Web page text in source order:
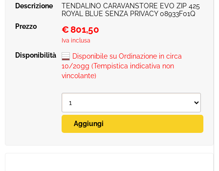
TENDALINO CARAVANSTORE EVO ZIP 425
ROYAL BLUE SENZA PRIVACY 08933F01Q
€801,50
Iva inclusa
Disponibile su Ordinazione in circa
10/20gg (Tempistica indicativa non
vincolante)